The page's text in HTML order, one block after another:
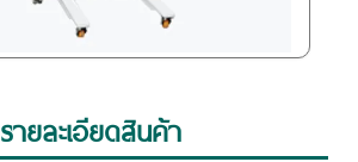
รายละเอียดสินค้า